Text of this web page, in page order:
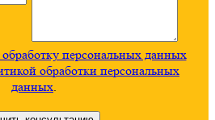
обработку персональных данных
обработки персональных
данных.